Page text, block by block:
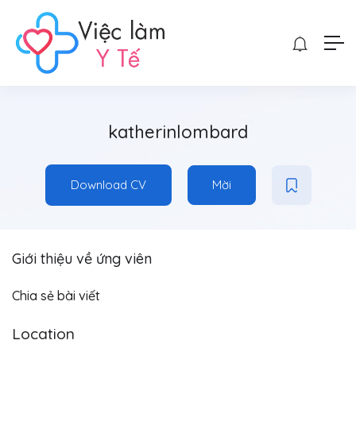
katherinlombard
Download CV Mời
Giới thiệu về ứng viên
Chia sẻ bài viết
Location